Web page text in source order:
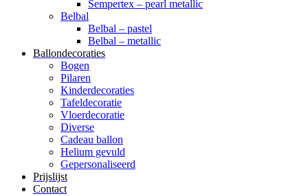
Sempertex – pearl metallic
Belbal
Belbal – pastel
Belbal – metallic
Ballondecoraties
Bogen
Pilaren
Kinderdecoraties
Tafeldecoratie
Vloerdecoratie
Diverse
Cadeau ballon
Helium gevuld
Gepersonaliseerd
Prijslijst
Contact